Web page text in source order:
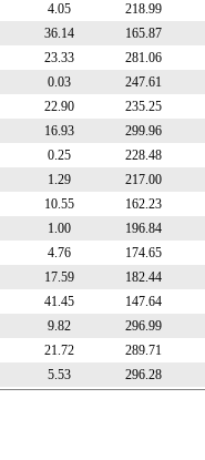
4.05 218.99
36.14 165.87
23.33 281.06
0.03 247.61
22.90 235.25
16.93 299.96
0.25 228.48
1.29 217.00
10.55 162.23
1.00 196.84
4.76 174.65
17.59 182.44
41.45 147.64
9.82 296.99
21.72 289.71
5.53 296.28